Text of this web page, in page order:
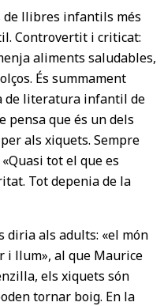
de llibres infantils més
Controvertit i criticat:
aliments saludables,
És summament
de literatura infantil de
pensa que és un dels
als xiquets. Sempre
tot el que es
Tot depenia de la
diria als adults: «el món
i llum», al que Maurice
els xiquets són
tornar boig. En la